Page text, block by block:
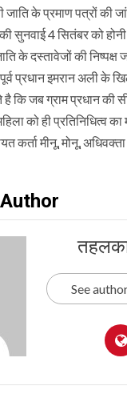
के प्रमाण पत्रों की
सुनवाई 4 सितंबर को
के दस्तावेजों की
प्रधान इमरान अली के
है कि जब ग्राम प्रधान की
को ही प्रतिनिधित्व
कर्ता मीनू, मोनू,
See